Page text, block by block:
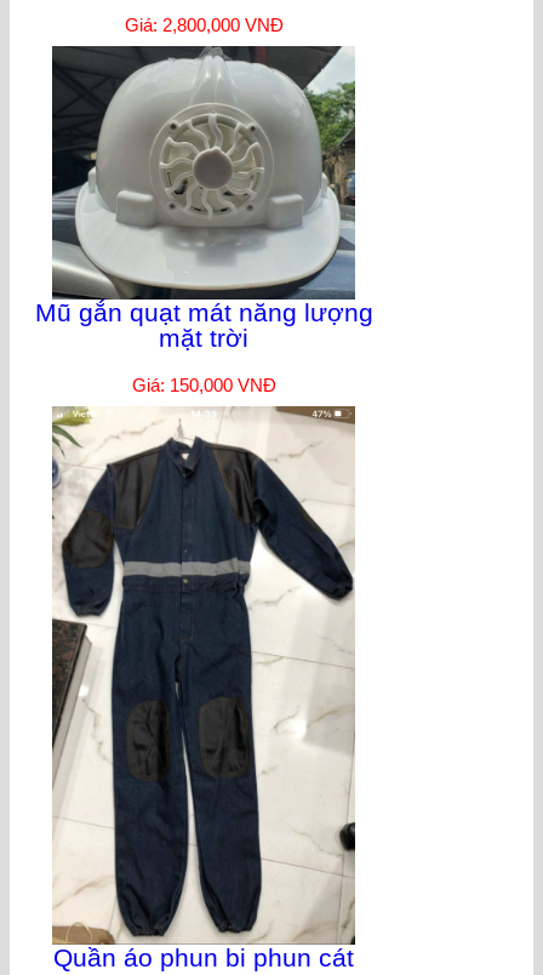
Giá: 2,800,000 VNĐ
Mũ gắn quạt mát năng lượng
mặt trời
Giá: 150,000 VNĐ
Quần áo phun bi phun cát